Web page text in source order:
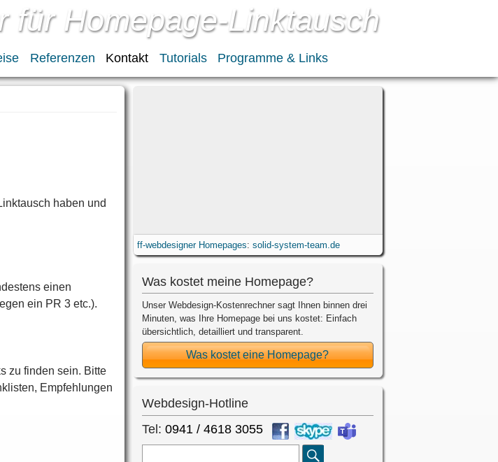
für Homepage-Linktausch
Referenzen Kontakt Tutorials Programme & Links
haben und
einen
ein PR 3 etc.).
zu finden sein. Bitte
Empfehlungen
ff-webdesigner Homepages: solid-system-team.de
Was kostet meine Homepage?
Unser Webdesign-Kostenrechner sagt Ihnen binnen drei
Minuten, was Ihre Homepage bei uns kostet: Einfach
übersichtlich, detailliert und transparent.
Was kostet eine Homepage?
Webdesign-Hotline
Tel: 0941 / 4618 3055